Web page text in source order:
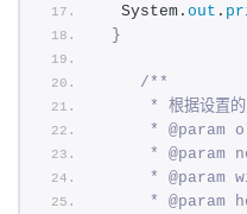
  System.
out .
}
/**
* 根据设置的
* @param
* @param
* @param
* @param